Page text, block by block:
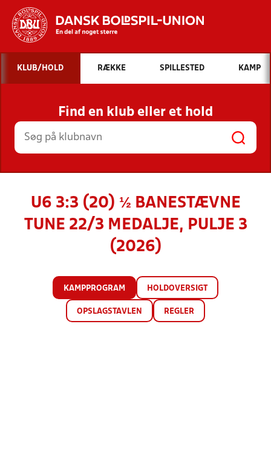
Hvad vil du søge efter?
INDHOLD OG NYHEDER
STILLINGER, RESULTATER, KLUBBER OG
HOLD
KLUB/HOLD RÆKKE SPILLESTED KAMP
Find en klub eller et hold
U6 3:3 (20) ½ BANESTÆVNE
TUNE 22/3 MEDALJE, PULJE 3
(2026)
KAMPPROGRAM HOLDOVERSIGT
OPSLAGSTAVLEN REGLER